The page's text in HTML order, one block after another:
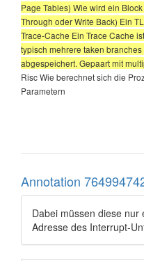
Page Tables) Wie wird ein
Through oder Write Back) Ein
Trace-Cache Ein Trace Cache
typisch mehrere taken
abgespeichert. Gepaart mit
Risc Wie berechnet sich die
Parametern
Annotation
Dabei müssen diese
Adresse des Interrupt-